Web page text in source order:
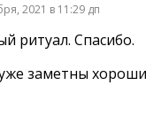
2021 в 11:29 дп
ритуал. Спасибо.
заметны